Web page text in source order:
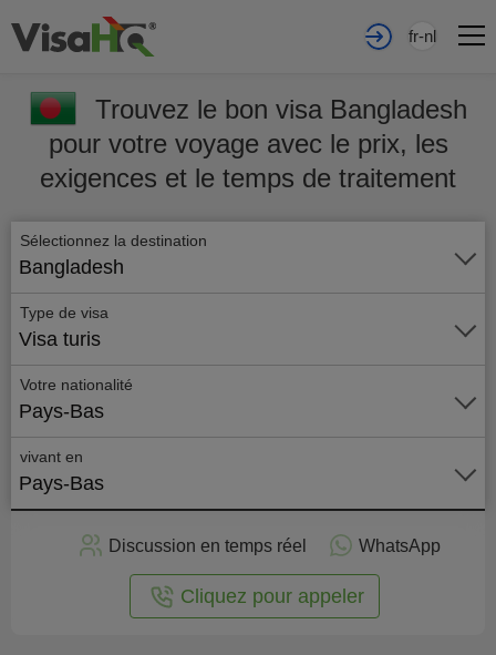
fr-nl
Trouvez le bon visa Bangladesh
pour votre voyage avec le prix, les
exigences et le temps de traitement
Sélectionnez la destination
Bangladesh
Type de visa
Visa turis
Votre nationalité
Pays-Bas
vivant en
Pays-Bas
Discussion en temps réel WhatsApp
Cliquez pour appeler